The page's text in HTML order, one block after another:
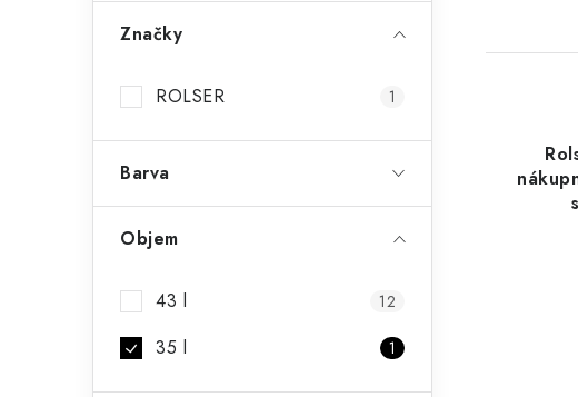
a
n
Značky
ROLSER 1
Barva
Objem
43 l 12
35 l 1